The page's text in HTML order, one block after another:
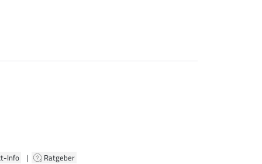
Info | Ratgeber